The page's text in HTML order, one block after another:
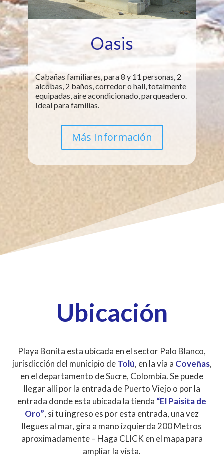
Oasis
Cabañas familiares, para 8 y 11 personas, 2
alcobas, 2 baños, corredor o hall, totalmente
equipadas, aire acondicionado, parqueadero.
Ideal para familias.
Más Información
Ubicación
Playa Bonita esta ubicada en el sector Palo Blanco,
jurisdicción del municipio deTolú, en la vía a Coveñas,
en el departamento de Sucre, Colombia. Se puede
llegar allí por la entrada de Puerto Viejo o por la
entrada donde esta ubicada la tienda “El Paisita de
Oro”, si tu ingreso es por esta entrada, una vez
llegues al mar, gira a mano izquierda 200 Metros
aproximadamente – Haga CLICK en el mapa para
ampliar la vista.